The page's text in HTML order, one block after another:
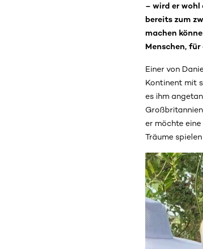
– wird er wohl
bereits zum
machen
Menschen,
Einer von
Kontinent mit
es ihm
er möchte
Träume